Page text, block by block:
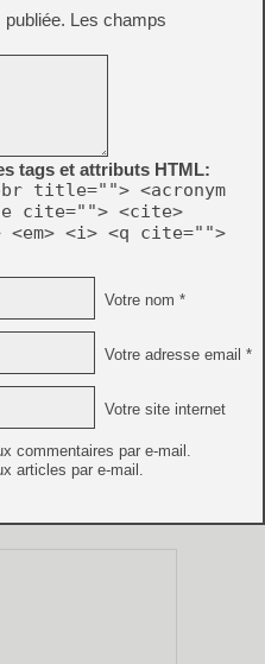
Les champs
tags et attributs HTML:
title=""> <acronym
cite=""> <cite>
<em> <i> <q cite="">
Votre nom *
Votre adresse email *
Votre site internet
commentaires par e-mail.
articles par e-mail.